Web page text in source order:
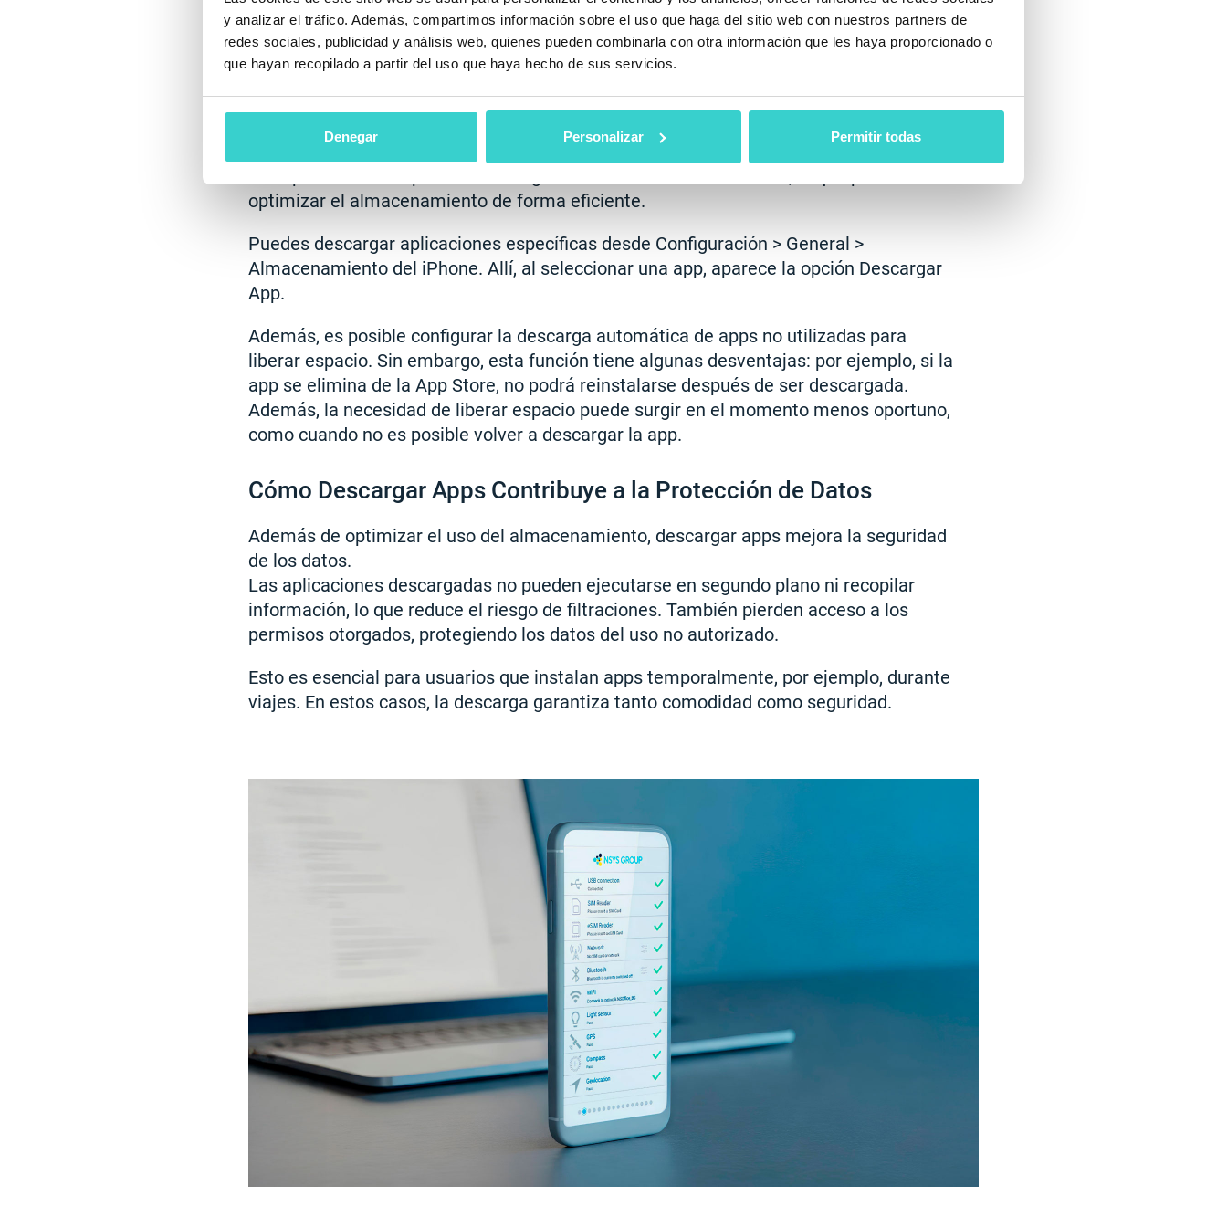
y analizar el tráfico. Además, compartimos información sobre el uso que haga del sitio web con nuestros partners de
redes sociales, publicidad y análisis web, quienes pueden combinarla con otra información que les haya proporcionado o
que hayan recopilado a partir del uso que haya hecho de sus servicios.
Denegar Personalizar Permitir todas
Libera espacio de almacenamiento pero conserva los datos de la app, como
configuraciones, documentos y progreso (por ejemplo, en juegos). Al reinstalarla, la app
vuelve a su estado anterior, lo que mejora la experiencia del usuario.
Cómo Activar la Función Descargar App en iPhone
optimizar el almacenamiento de forma eficiente.
Puedes descargar aplicaciones específicas desde Configuración > General >
Almacenamiento del iPhone. Allí, al seleccionar una app, aparece la opción Descargar
App.
Además, es posible configurar la descarga automática de apps no utilizadas para
liberar espacio. Sin embargo, esta función tiene algunas desventajas: por ejemplo, si la
app se elimina de la App Store, no podrá reinstalarse después de ser descargada.
Además, la necesidad de liberar espacio puede surgir en el momento menos oportuno,
como cuando no es posible volver a descargar la app.
Cómo Descargar Apps Contribuye a la Protección de Datos
Además de optimizar el uso del almacenamiento, descargar apps mejora la seguridad
de los datos.
Las aplicaciones descargadas no pueden ejecutarse en segundo plano ni recopilar
información, lo que reduce el riesgo de filtraciones. También pierden acceso a los
permisos otorgados, protegiendo los datos del uso no autorizado.
Esto es esencial para usuarios que instalan apps temporalmente, por ejemplo, durante
viajes. En estos casos, la descarga garantiza tanto comodidad como seguridad.